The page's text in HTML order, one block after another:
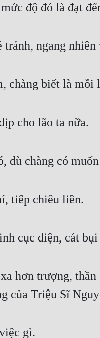
độ đó là đạt
tránh, ngang
chàng biết là
cho lão ta nữa.
dù chàng có
tiếp chiêu liền.
cục diện, cát
hơn trượng,
của Triệu Sĩ
gì.